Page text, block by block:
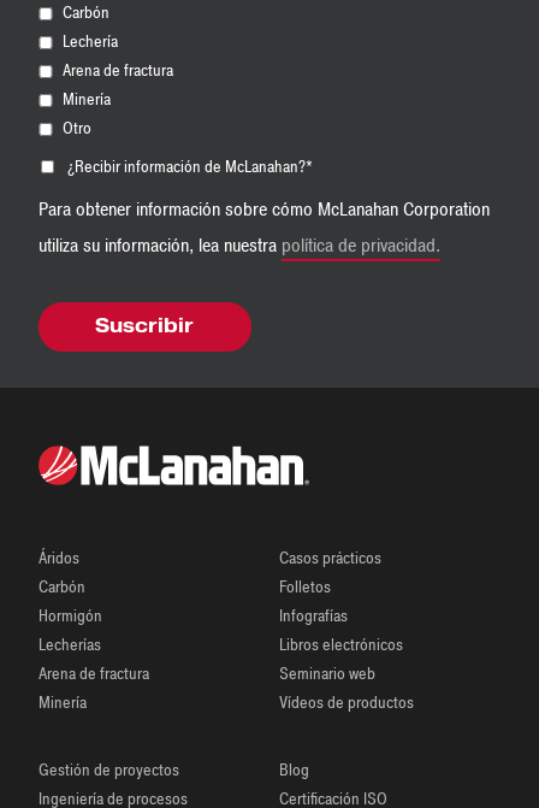
Carbón
Lechería
Arena de fractura
Minería
Otro
¿Recibir información de McLanahan?*
Para obtener información sobre cómo McLanahan Corporation
utiliza su información, lea nuestra política de privacidad.
Áridos
Carbón
Hormigón
Lecherías
Arena de fractura
Minería
Casos prácticos
Folletos
Infografías
Libros electrónicos
Seminario web
Vídeos de productos
Gestión de proyectos
Ingeniería de procesos
Blog
Certificación ISO